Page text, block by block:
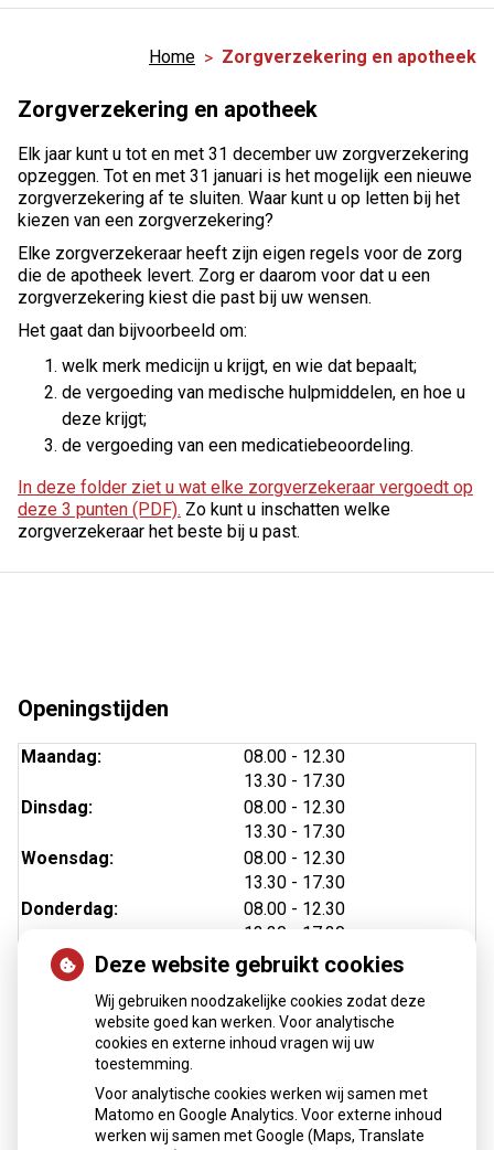
Home Zorgverzekering en apotheek
Zorgverzekering en apotheek
Elk jaar kunt u tot en met 31 december uw zorgverzekering
opzeggen. Tot en met 31 januari is het mogelijk een nieuwe
zorgverzekering af te sluiten. Waar kunt u op letten bij het
kiezen van een zorgverzekering?
Elke zorgverzekeraar heeft zijn eigen regels voor de zorg
die de apotheek levert. Zorg er daarom voor dat u een
zorgverzekering kiest die past bij uw wensen.
Het gaat dan bijvoorbeeld om:
welk merk medicijn u krijgt, en wie dat bepaalt;
de vergoeding van medische hulpmiddelen, en hoe u
deze krijgt;
de vergoeding van een medicatiebeoordeling.
In deze folder ziet u wat elke zorgverzekeraar vergoedt op
deze 3 punten (PDF). Zo kunt u inschatten welke
zorgverzekeraar het beste bij u past.
Openingstijden
Maandag: 08.00 tot
- 12.30
13.30 tot
- 17.30
Dinsdag:
08.00 tot
- 12.30
13.30 tot
- 17.30
Woensdag:
08.00 tot
- 12.30
13.30 tot
- 17.30
Donderdag:
08.00 tot
- 12.30
13.30
tot
- 17.30
Vrijdag:
08.00tot
- 12.30
Medicijnen mee op reis?
Deze website gebruikt cookies
Wij gebruiken noodzakelijke cookies zodat deze
website goed kan werken. Voor analytische
cookies en externe inhoud vragen wij uw
toestemming.
Voor analytische cookies werken wij samen met
Matomo en Google Analytics. Voor externe inhoud
werken wij samen met Google (Maps, Translate